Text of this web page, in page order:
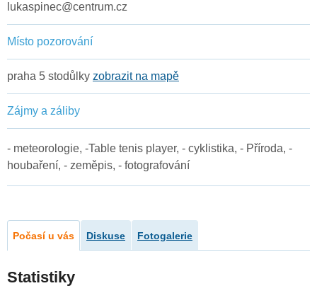
lukaspinec@centrum.cz
Místo pozorování
praha 5 stodůlky zobrazit na mapě
Zájmy a záliby
- meteorologie, -Table tenis player, - cyklistika, - Příroda, -
houbaření, - zeměpis, - fotografování
Počasí u vás Diskuse Fotogalerie
Statistiky